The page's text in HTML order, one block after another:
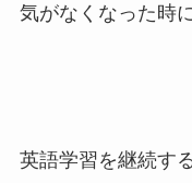
気がなくなった時
英語学習を継続す